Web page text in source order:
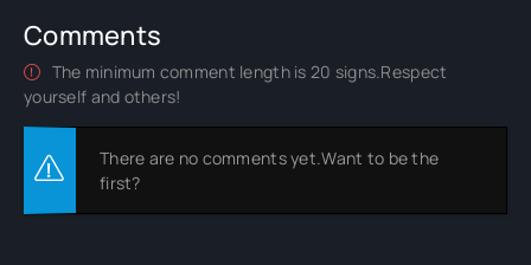
Comments
The minimum comment length is 20 signs.Respect
yourself and others!
There are no comments yet.Want to be the
first?